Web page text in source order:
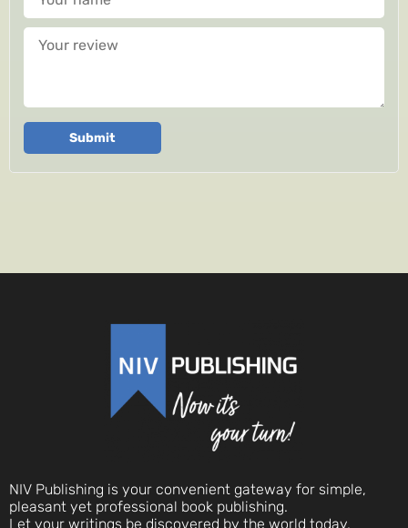
Your review
Submit
NIV Publishing is your convenient gateway for simple,
pleasant yet professional book publishing.
Let your writings be discovered by the world today.